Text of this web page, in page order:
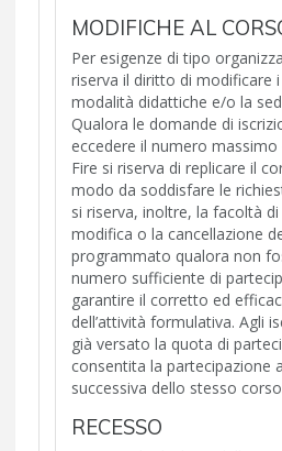
MODIFICHE AL
Per esigenze di tipo
riserva il diritto di modificare
modalità didattiche e/o la
Qualora le domande di
eccedere il numero
Fire si riserva di replicare il
modo da soddisfare le
si riserva, inoltre, la facoltà
modifica o la cancellazione
programmato qualora non
numero sufficiente di
garantire il corretto ed
dell’attività formulativa. Agli
già versato la quota di
consentita la partecipazione
successiva dello stesso
RECESSO